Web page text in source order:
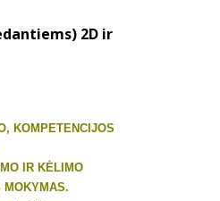
2D ir
KOMPETENCIJOS
IR KĖLIMO
MOKYMAS.